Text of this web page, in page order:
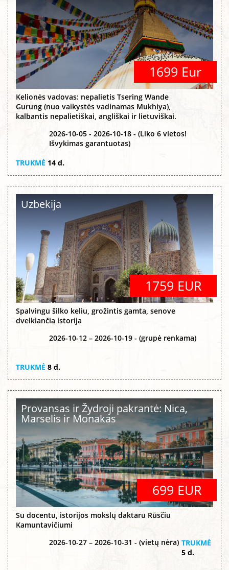
1699 Eur
Kelionės vadovas: nepalietis Tsering Wande
Gurung (nuo vaikystės vadinamas Mukhiya),
kalbantis nepalietiškai, angliškai ir lietuviškai.
2026-10-05 - 2026-10-18 - (Liko 6 vietos!
Išvykimas garantuotas)
TRUKMĖ 14 d.
Uzbekija
1759 EUR
Spalvingu šilko keliu, grožintis gamta, senove
dvelkiančia istorija
2026-10-12 – 2026-10-19 - (grupė renkama)
TRUKMĖ 8 d.
Provansas ir Žydroji pakrantė: Nica,
Marselis ir Monakas
699 EUR
Su docentu, istorijos mokslų daktaru Rūsčiu
Kamuntavičiumi
2026-10-27 – 2026-10-31 - (vietų nėra) TRUKMĖ
5 d.